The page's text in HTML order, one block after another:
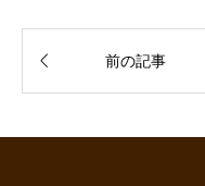
 前の記事